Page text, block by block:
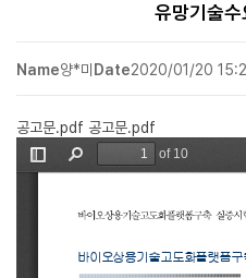
유망기술
Name양*미 Date2020/01/20
공고문.pdf 공고문.pdf